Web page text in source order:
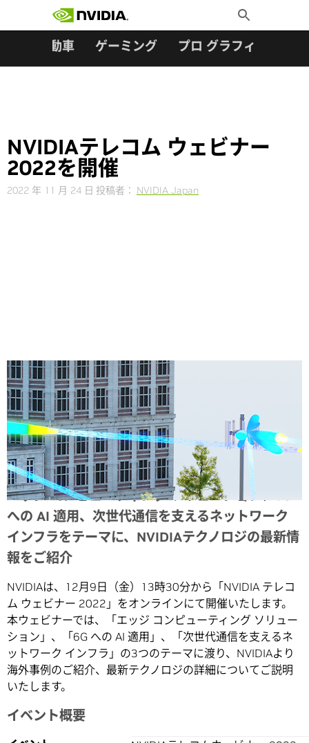
Toggle
Search
自動車 ゲーミング プロ グラフィックス
NVIDIAテレコム ウェビナー
2022を開催
2022 年 11 月 24 日 投稿者： NVIDIA Japan
Share
エッジ コンピューティング ソリューション、6G
への AI 適用、次世代通信を支えるネットワーク
インフラをテーマに、NVIDIAテクノロジの最新情
報をご紹介
NVIDIAは、12月9日（金）13時30分から「NVIDIA テレコ
ム ウェビナー 2022」をオンラインにて開催いたします。
本ウェビナーでは、「エッジ コンピューティング ソリュー
ション」、「6G への AI 適用」、「次世代通信を支えるネ
ットワーク インフラ」の3つのテーマに渡り、NVIDIAより
海外事例のご紹介、最新テクノロジの詳細についてご説明
いたします。
イベント概要